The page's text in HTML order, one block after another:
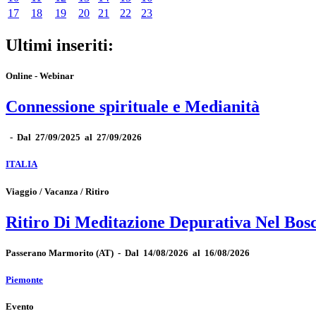
17
18 19 20 21 22 23
Ultimi inseriti:
Online - Webinar
Connessione spirituale e Medianità
- Dal 27/09/2025 al 27/09/2026
ITALIA
Viaggio / Vacanza / Ritiro
Ritiro Di Meditazione Depurativa Nel
Passerano Marmorito (AT) - Dal 14/08/2026 al 16/08/2026
Piemonte
Evento